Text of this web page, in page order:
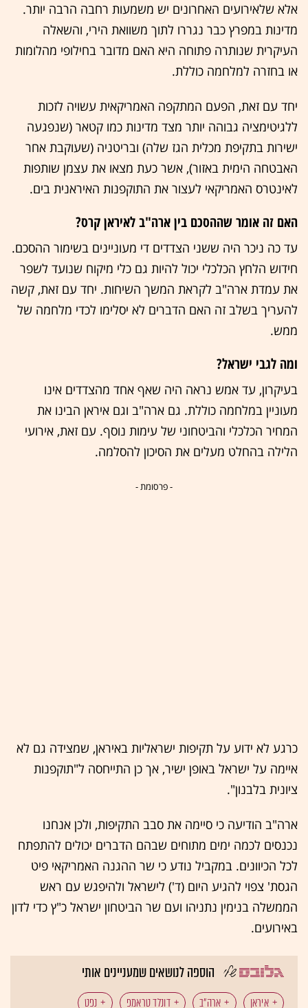
אלא שלאירועים האחרונים יש משמעות רחבה הרבה יותר.
מדינות במפרץ כבר נגררו לתוך משוואת הירי, והשאלה
העיקרית שנותרה פתוחה היא האם מדובר בחילופי מהלומות
או בחזרה למלחמה כוללת.
יחד עם זאת, הפעם המתקפה האמריקאית עשויה לזכות
ללגיטימציה גבוהה יותר מצד מדינות כמו קטאר (שנפגעה
ישירות בתקיפת מכלית הגז שלה) ובריטניה (שעוקבת אחר
האבטחה הימית באזור), אשר כעת מצאו את עצמן שותפות
לאינטרס האמריקאי לעצור את התוקפנות האיראנית בים.
האם זה אומר שההסכם בין ארה"ב לאיראן קרס?
עד כה ניכר היה ששני הצדדים די מעוניינים בשימור ההסכם.
חידוש הלחץ הכלכלי יכול להיות גם כלי מיקוח שנועד לשפר
את עמדת ארה"ב לקראת המשך השיחות. יחד עם זאת, קשה
להעריך בשלב זה האם הדברים לא יסלימו לכדי מלחמה של
ממש.
ומה לגבי ישראל?
בעיקרון, עד אמש נראה היה שאף אחד מהצדדים אינו
מעוניין במלחמה כוללת. גם ארה"ב וגם איראן הבינו את
המחיר הכלכלי והביטחוני של עימות נוסף. עם זאת, אירועי
הלילה בהחלט מעלים את הסיכון להסלמה.
- פרסומת -
כרגע לא ידוע על תקיפות ישראליות באיראן, שמצידה גם לא
איימה על ישראל באופן ישיר, אך כן התייחסה ל"תוקפנות
ציונית בלבנון".
ארה"ב הודיעה כי סיימה את סבב התקיפות, ולכן אנחנו
נכנסים לכמה ימים מתוחים שבהם הדברים יכולים להתפתח
לכל הכיוונים. במקביל נודע כי שר ההגנה האמריקאי פיט
הגסת' צפוי להגיע היום (ד') לישראל ולהיפגש עם ראש
הממשלה בנימין נתניהו ועם שר הביטחון ישראל כ"ץ כדי לדון
באירועים.
הוספה לנושאים שמעניינים אותי
איראן ארה"ב דונלד טראמפ נפט